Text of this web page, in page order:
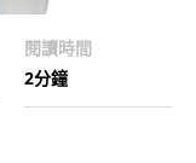
閱讀時間
2分鐘